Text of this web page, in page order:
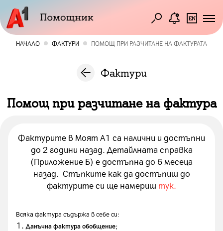
НАЧАЛО ФАКТУРИ ПОМОЩ ПРИ РАЗЧИТАНЕ НА ФАКТУРАТА
Фактури
Помощ при разчитане на фактура
Фактурите в Моят А1 са налични и достъпни
до 2 години назад. Детайлната справка
(Приложение Б) е достъпна до 6 месеца
назад. Стъпките как да достъпиш до
фактурите си ще намериш тук.
Всяка фактура съдържа в себе си:
Данъчна фактура обобщение;